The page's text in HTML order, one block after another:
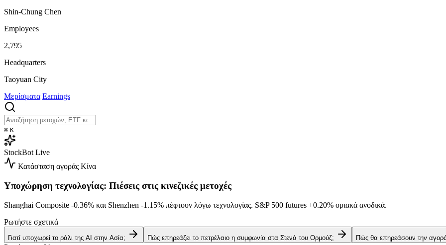
Shin-Chung Chen
Employees
2,795
Headquarters
Taoyuan City
Μερίσματα Earnings
⌘ K
StockBot Live
Κατάσταση αγοράς Κίνα
Υποχώρηση τεχνολογίας: Πιέσεις στις κινεζικές μετοχές
Shanghai Composite -0.36% και Shenzhen -1.15% πέφτουν λόγω τεχνολογίας. S&P 500 futures +0.20% οριακά ανοδικά.
Ρωτήστε σχετικά
Γιατί υποχωρεί το ράλι της AI στην Ασία; Πώς επηρεάζει το πετρέλαιο η συμφωνία στα Στενά του Ορμούζ; Πώς θα επηρεάσουν την